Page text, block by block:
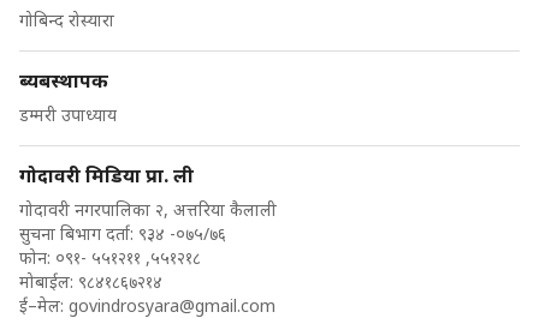
गोबिन्द रोस्यारा
ब्यबस्थापक
डम्मरी उपाध्याय
गोदावरी मिडिया प्रा. ली
गोदावरी नगरपालिका २, अत्तरिया कैलाली
सुचना बिभाग दर्ता: ९३४ -०७५/७६
फोन: ०९१- ५५१२११ ,५५१२१८
मोबाईल: ९८४१८६७२१४
ई–मेल: govindrosyara@gmail.com